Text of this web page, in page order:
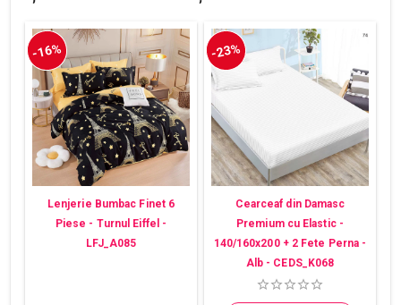
-16%
Lenjerie Bumbac Finet 6
Piese - Turnul Eiffel -
LFJ_A085
-23%
Cearceaf din Damasc
Premium cu Elastic -
140/160x200 + 2 Fete Perna -
Alb - CEDS_K068